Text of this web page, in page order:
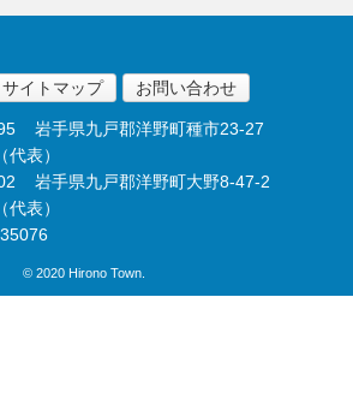
サイトマップ お問い合わせ
岩手県九戸郡洋野町種市23-27
表）
岩手県九戸郡洋野町大野8-47-2
表）
© 2020 Hirono Town.